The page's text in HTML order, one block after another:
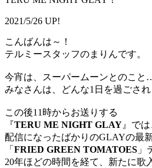
2021/5/26 UP!
こんばんは～！
テルミースタッフのまりんです。
今宵は、スーパームーンとのこと
みなさんは、どんな1日を過ごされ
この後11時からお送りする
『TERU ME NIGHT GLAY 』では
配信になったばかりのGLAYの最
「 FRIED GREEN TOMATOES 」
20年ほどの時間を経て、新たに歌